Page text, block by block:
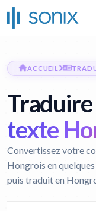
ACCUEIL
texte
Convertissez votre
Hongrois en
puis traduit en